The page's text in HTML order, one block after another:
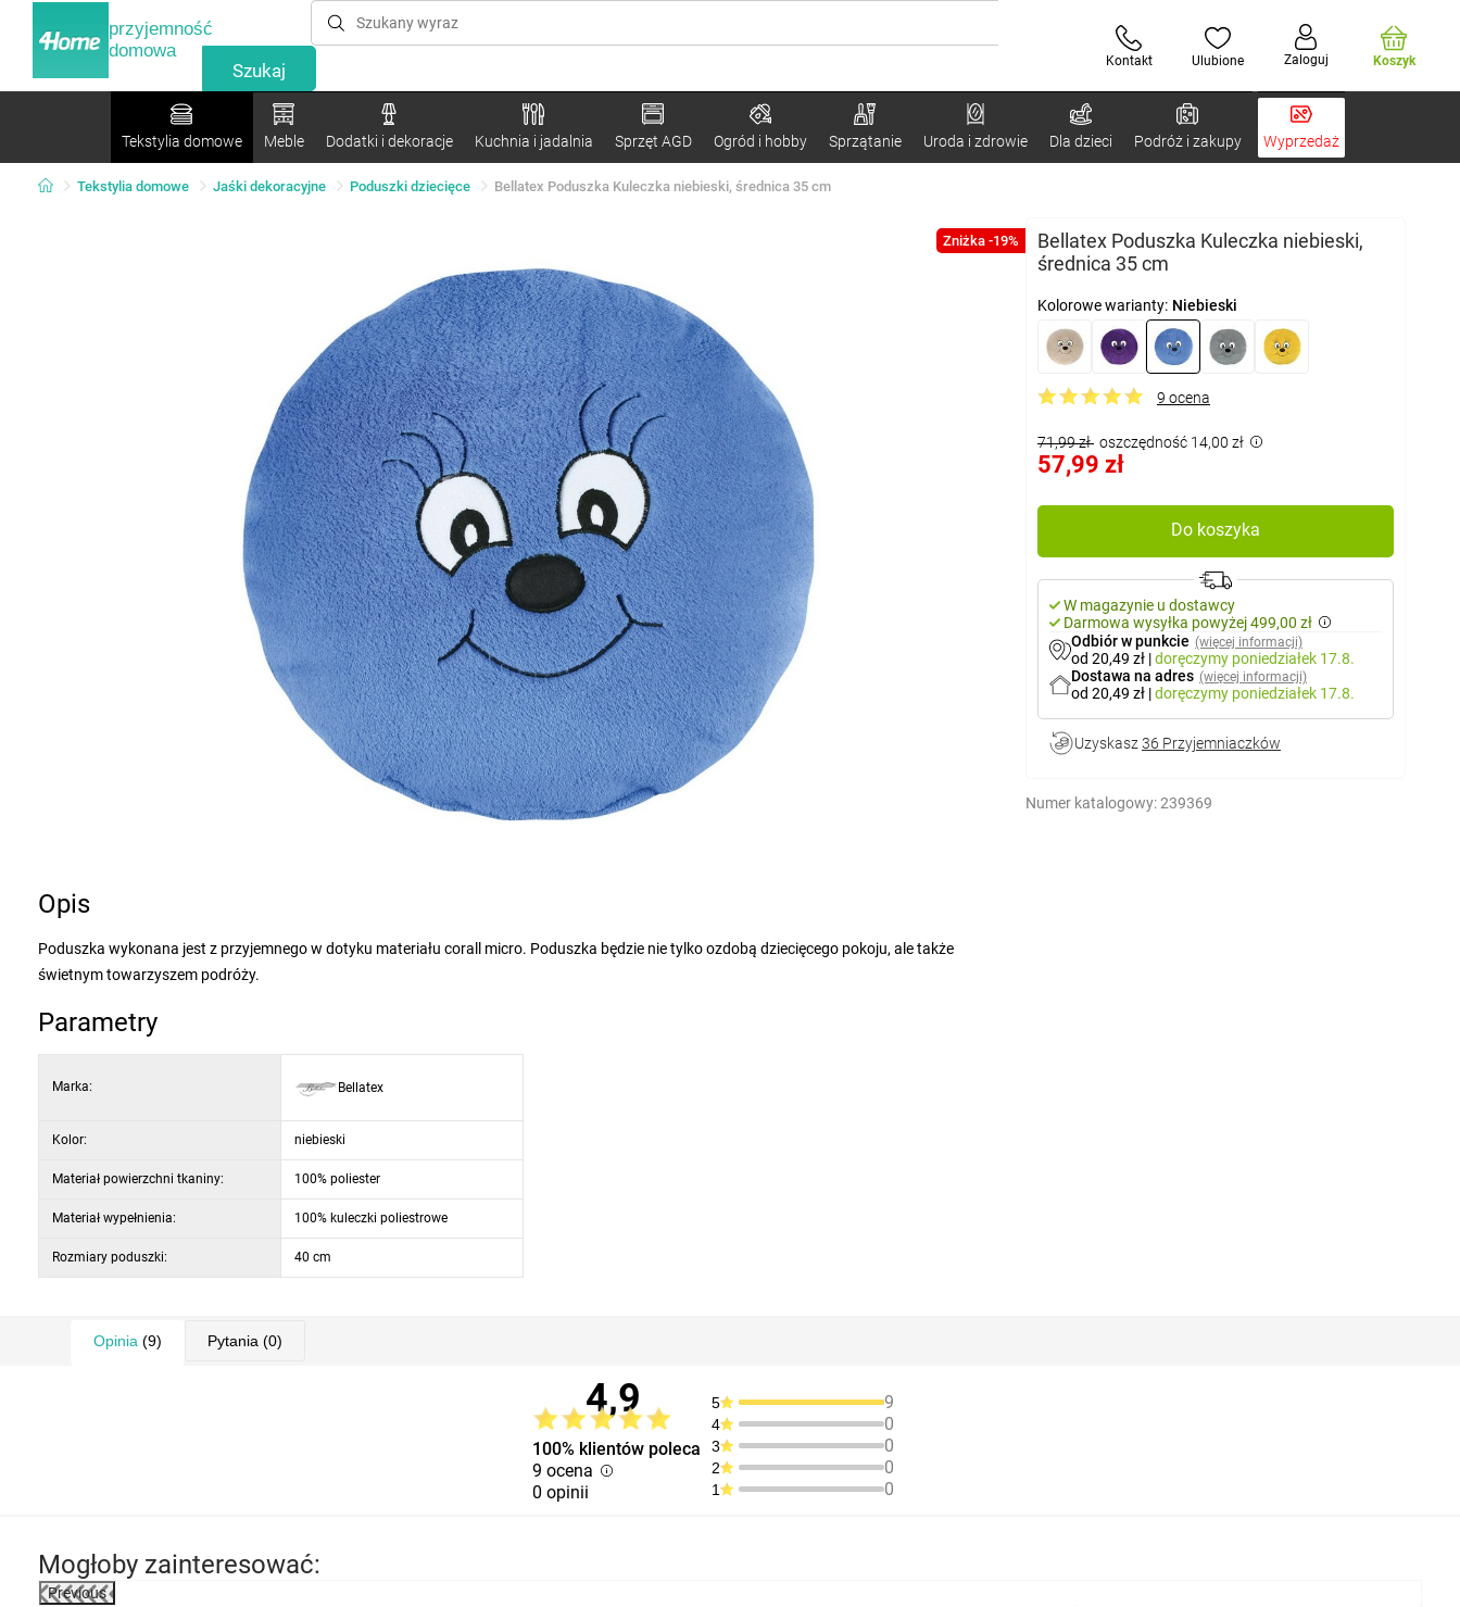
przyjemność
domowa
Kontakt Ulubione Zaloguj Koszyk
Tekstylia domowe Meble Dodatki i dekoracje Kuchnia i jadalnia Sprzęt AGD Ogród i hobby Sprzątanie Uroda i zdrowie Dla dzieci Podróż i zakupy Wyprzedaż
Tekstylia domowe Jaśki dekoracyjne Poduszki dziecięce Bellatex Poduszka Kuleczka niebieski, średnica 35 cm
Zniżka -19%
Bellatex Poduszka Kuleczka niebieski,
średnica 35 cm
Kolorowe warianty: Niebieski
9 ocena
71,99 zł oszczędność 14,00 zł
57,99 zł
Do koszyka
W magazynie u dostawcy
Darmowa wysyłka powyżej 499,00 zł
Odbiór w punkcie (więcej informacji)
od 20,49 zł |doręczymy poniedziałek 17.8.
Dostawa na adres (więcej informacji)
od 20,49 zł |doręczymy poniedziałek 17.8.
Uzyskasz 36 Przyjemniaczków
Numer katalogowy:239369
Opis
Poduszka wykonana jest z przyjemnego w dotyku materiału corall micro. Poduszka będzie nie tylko ozdobą dziecięcego pokoju, ale także
świetnym towarzyszem podróży.
Parametry
Marka: Bellatex
Kolor: niebieski
Materiał powierzchni tkaniny: 100% poliester
Materiał wypełnienia: 100% kuleczki poliestrowe
Rozmiary poduszki: 40 cm
Opinia (9) Pytania (0)
4,9
100% klientów poleca
9 ocena
0 opinii
5 9
4 0
3 0
2 0
1 0
Mogłoby zainteresować:
Previous